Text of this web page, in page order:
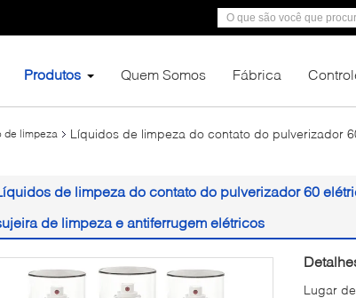
Produtos Quem Somos Fábrica
de limpeza Líquidos de limpeza do contato do pulverizador
de limpeza do contato do pulverizador 60
de limpeza e antiferrugem elétricos
Lugar